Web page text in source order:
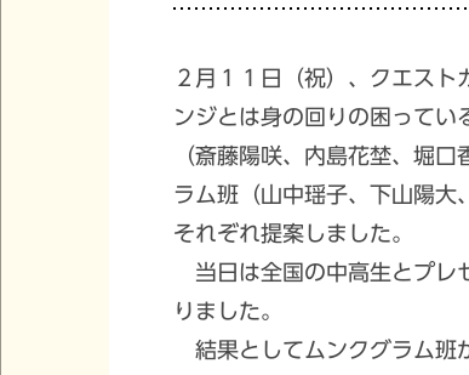
２月１１日（祝）、クエス
ンジとは身の回りの困ってい
（斎藤陽咲、内島花埜、堀
ラム班（山中瑶子、下山陽大
それぞれ提案しました。
当日は全国の中高生とプレ
りました。
結果としてムンクグラム班